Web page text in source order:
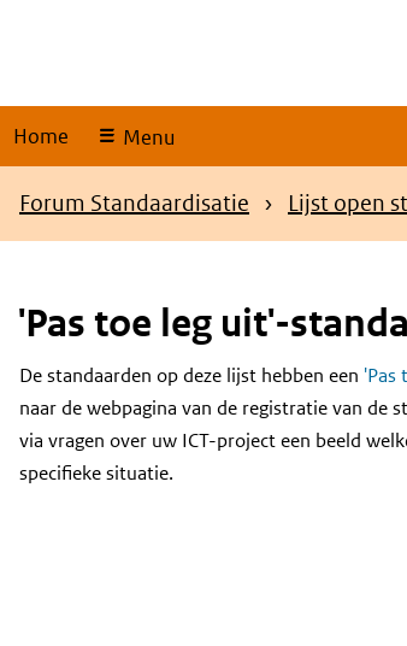
Home Menu
Kruimelpad
Forum Standaardisatie Lijst open
'Pas toe leg uit'-
Content
De standaarden op deze lijst hebben een 'Pas
naar de webpagina van de registratie van de
via vragen over uw ICT-project een beeld
specifieke situatie.